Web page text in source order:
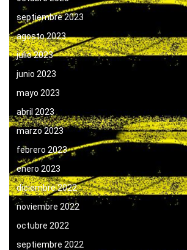
septiembre 2023
agosto 2023
julio 2023
junio 2023
mayo 2023
abril 2023
marzo 2023
febrero 2023
enero 2023
diciembre 2022
noviembre 2022
octubre 2022
septiembre 2022